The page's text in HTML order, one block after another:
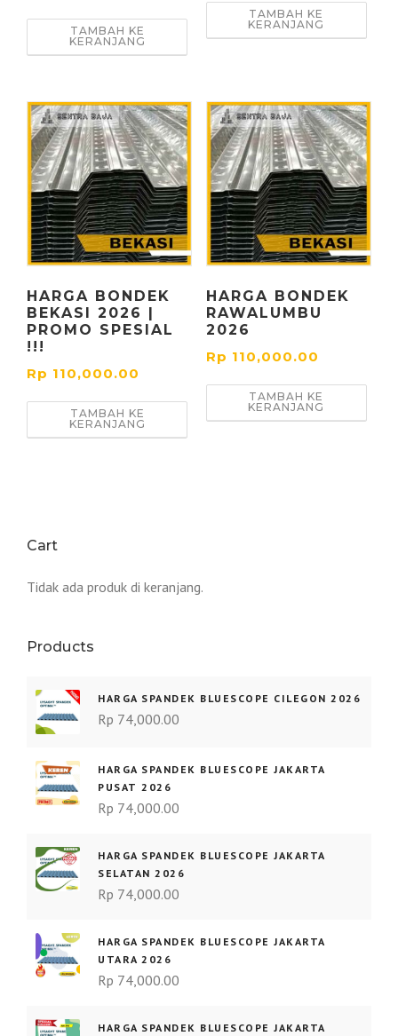
TAMBAH KE
KERANJANG
TAMBAH KE
KERANJANG
HARGA BONDEK
BEKASI 2026 |
PROMO SPESIAL
!!!
Rp 110,000.00
TAMBAH KE
KERANJANG
HARGA BONDEK
RAWALUMBU
2026
Rp 110,000.00
TAMBAH KE
KERANJANG
Cart
Tidak ada produk di keranjang.
Products
HARGA SPANDEK BLUESCOPE CILEGON 2026
Rp 74,000.00
HARGA SPANDEK BLUESCOPE JAKARTA
PUSAT 2026
Rp 74,000.00
HARGA SPANDEK BLUESCOPE JAKARTA
SELATAN 2026
Rp 74,000.00
HARGA SPANDEK BLUESCOPE JAKARTA
UTARA 2026
Rp 74,000.00
HARGA SPANDEK BLUESCOPE JAKARTA